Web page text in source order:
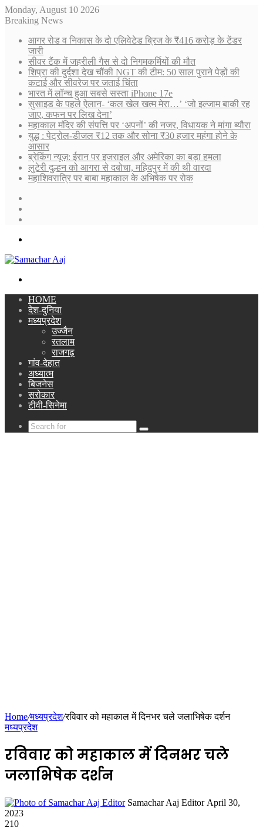
Monday, August 10 2026
Breaking News
आगर रोड व निकास के दो एलिवेटेड ब्रिज के ₹416 करोड़ के टेंडर
जारी
सीवर टैंक में जहरीली गैस से दो निगमकर्मियों की मौत
शिप्रा की दुर्दशा देख चौंकी NGT की टीम: 50 साल पुराने पेड़ों की
कटाई और सीवरेज पर जताई चिंता
भारत में लॉन्च हुआ सबसे सस्ता iPhone 17e
सुसाइड के पहले ऐलान- ‘कल खेल खत्म मेरा…’ ‘जो इल्जाम बाकी रह
जाए, कफन पर लिख देना’
महाकाल मंदिर की संपत्ति पर ‘अपनों’ की नजर, विधायक ने मांगा ब्यौरा
युद्ध : पेट्रोल-डीजल ₹12 तक और सोना ₹30 हजार महंगा होने के
आसार
ब्रेकिंग न्यूज़: ईरान पर इजराइल और अमेरिका का बड़ा हमला
लुटेरी दुल्हन को आगरा से दबोचा, महिदपुर में की थी वारदा
महाशिवरात्रि पर बाबा महाकाल के अभिषेक पर रोक
HOME
देश-दुनिया
मध्यप्रदेश
उज्जैन
रतलाम
राजगढ़
गांव-देहात
अध्यात्म
बिजनेस
सरोकार
टीवी-सिनेमा
Search
Home/मध्यप्रदेश/रविवार को महाकाल में दिनभर चले जलाभिषेक दर्शन
मध्यप्रदेश
रविवार को महाकाल में दिनभर चले
जलाभिषेक दर्शन
Samachar Aaj Editor Send
April 30,
2023
210